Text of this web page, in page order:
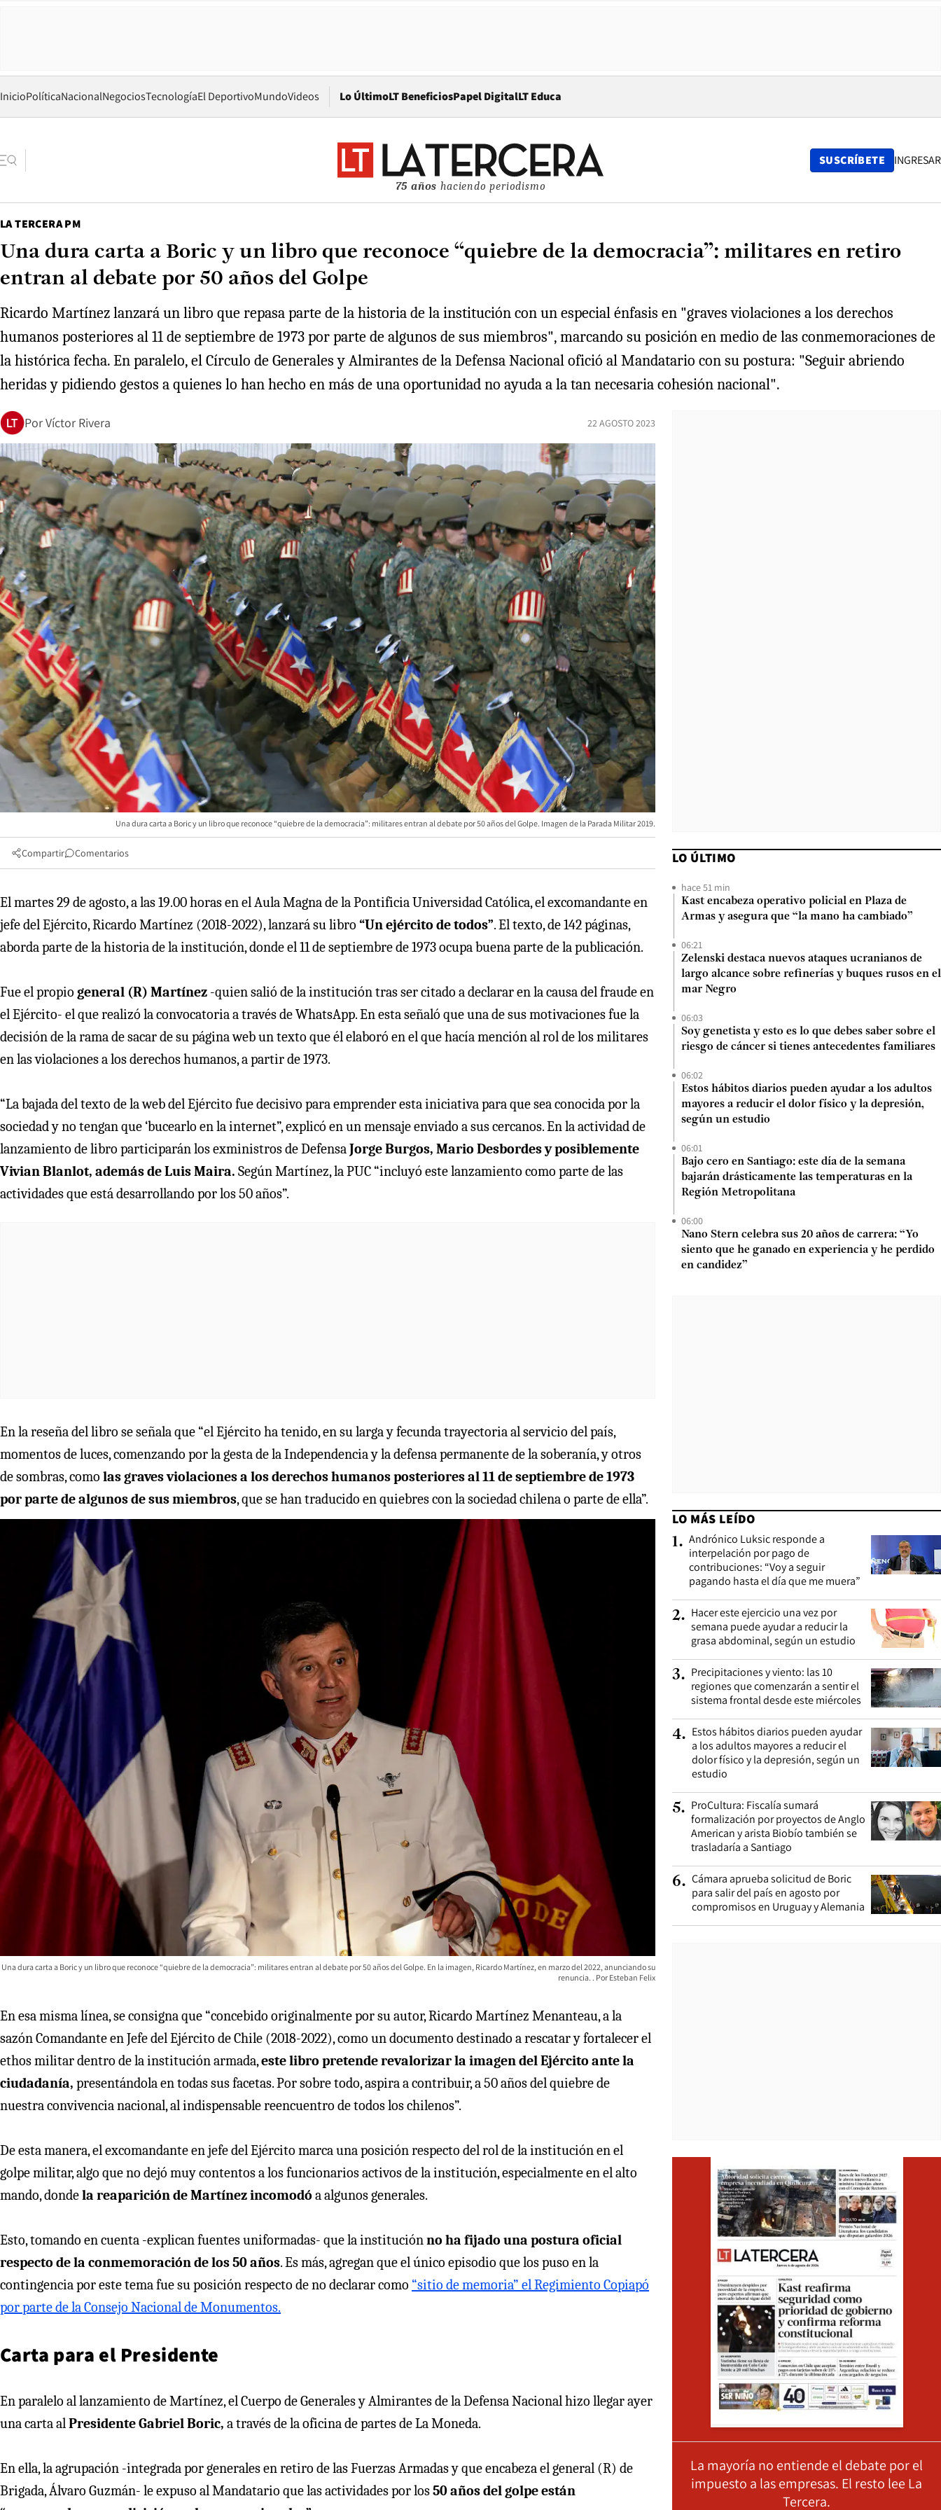
InicioPolíticaNacionalNegociosTecnologíaEl DeportivoMundoVideos Lo ÚltimoLT BeneficiosPapel DigitalOpens in new window
LT Educa
75 años haciendo periodismo
SUSCRÍBETE INGRESAR
LA TERCERA PM
Una dura carta a Boric y un libro que reconoce “quiebre de la democracia”: militares en retiro
entran al debate por 50 años del Golpe
Ricardo Martínez lanzará un libro que repasa parte de la historia de la institución con un especial énfasis en "graves violaciones a los derechos
humanos posteriores al 11 de septiembre de 1973 por parte de algunos de sus miembros", marcando su posición en medio de las conmemoraciones de
la histórica fecha. En paralelo, el Círculo de Generales y Almirantes de la Defensa Nacional ofició al Mandatario con su postura: "Seguir abriendo
heridas y pidiendo gestos a quienes lo han hecho en más de una oportunidad no ayuda a la tan necesaria cohesión nacional".
PorVíctor Rivera 22 AGOSTO 2023
Una dura carta a Boric y un libro que reconoce “quiebre de la democracia”: militares entran al debate por 50 años del Golpe. Imagen de la Parada Militar 2019.
Compartir Comentarios
El martes 29 de agosto, a las 19.00 horas en el Aula Magna de la Pontificia Universidad Católica, el excomandante en
jefe del Ejército, Ricardo Martínez (2018-2022), lanzará su libro “Un ejército de todos”. El texto, de 142 páginas,
aborda parte de la historia de la institución, donde el 11 de septiembre de 1973 ocupa buena parte de la publicación.
Fue el propio general (R) Martínez -quien salió de la institución tras ser citado a declarar en la causa del fraude en
el Ejército- el que realizó la convocatoria a través de WhatsApp. En esta señaló que una de sus motivaciones fue la
decisión de la rama de sacar de su página web un texto que él elaboró en el que hacía mención al rol de los militares
en las violaciones a los derechos humanos, a partir de 1973.
“La bajada del texto de la web del Ejército fue decisivo para emprender esta iniciativa para que sea conocida por la
sociedad y no tengan que ‘bucearlo en la internet”, explicó en un mensaje enviado a sus cercanos. En la actividad de
lanzamiento de libro participarán los exministros de DefensaJorge Burgos, Mario Desbordes y posiblemente
Vivian Blanlot, además de Luis Maira. Según Martínez, la PUC “incluyó este lanzamiento como parte de las
actividades que está desarrollando por los 50 años”.
En la reseña del libro se señala que “el Ejército ha tenido, en su larga y fecunda trayectoria al servicio del país,
momentos de luces, comenzando por la gesta de la Independencia y la defensa permanente de la soberanía, y otros
de sombras, como las graves violaciones a los derechos humanos posteriores al 11 de septiembre de 1973
por parte de algunos de sus miembros, que se han traducido en quiebres con la sociedad chilena o parte de ella”.
Una dura carta a Boric y un libro que reconoce “quiebre de la democracia”: militares entran al debate por 50 años del Golpe. En la imagen, Ricardo Martínez, en marzo del 2022, anunciando su
renuncia.
Esteban Felix
En esa misma línea, se consigna que “concebido originalmente por su autor, Ricardo Martínez Menanteau, a la
sazón Comandante en Jefe del Ejército de Chile (2018-2022), como un documento destinado a rescatar y fortalecer el
ethos militar dentro de la institución armada,este libro pretende revalorizar la imagen del Ejército ante la
ciudadanía, presentándola en todas sus facetas. Por sobre todo, aspira a contribuir, a 50 años del quiebre de
nuestra convivencia nacional, al indispensable reencuentro de todos los chilenos”.
De esta manera, el excomandante en jefe del Ejército marca una posición respecto del rol de la institución en el
golpe militar, algo que no dejó muy contentos a los funcionarios activos de la institución, especialmente en el alto
mando, dondela reaparición de Martínez incomodó a algunos generales.
Esto, tomando en cuenta -explican fuentes uniformadas- que la instituciónno ha fijado una postura oficial
respecto de la conmemoración de los 50 años. Es más, agregan que el único episodio que los puso en la
contingencia por este tema fue su posición respecto de no declarar como “sitio de memoria” el Regimiento Copiapó
por parte de la Consejo Nacional de Monumentos.
Carta para el Presidente
En paralelo al lanzamiento de Martínez, el Cuerpo de Generales y Almirantes de la Defensa Nacional hizo llegar ayer
una carta alPresidente Gabriel Boric, a través de la oficina de partes de La Moneda.
En ella, la agrupación -integrada por generales en retiro de las Fuerzas Armadas y que encabeza el general (R) de
Brigada, Álvaro Guzmán- le expuso al Mandatario que las actividades por los50 años del golpe están
LO ÚLTIMO
hace 51 min
Kast encabeza operativo policial en Plaza de
Armas y asegura que “la mano ha cambiado”
06:21
Zelenski destaca nuevos ataques ucranianos de
largo alcance sobre refinerías y buques rusos en el
mar Negro
06:03
Soy genetista y esto es lo que debes saber sobre el
riesgo de cáncer si tienes antecedentes familiares
06:02
Estos hábitos diarios pueden ayudar a los adultos
mayores a reducir el dolor físico y la depresión,
según un estudio
06:01
Bajo cero en Santiago: este día de la semana
bajarán drásticamente las temperaturas en la
Región Metropolitana
06:00
Nano Stern celebra sus 20 años de carrera: “Yo
siento que he ganado en experiencia y he perdido
en candidez”
LO MÁS LEÍDO
1. Andrónico Luksic responde a
interpelación por pago de
contribuciones: “Voy a seguir
pagando hasta el día que me muera”
2. Hacer este ejercicio una vez por
semana puede ayudar a reducir la
grasa abdominal, según un estudio
3. Precipitaciones y viento: las 10
regiones que comenzarán a sentir el
sistema frontal desde este miércoles
4. Estos hábitos diarios pueden ayudar
a los adultos mayores a reducir el
dolor físico y la depresión, según un
estudio
5. ProCultura: Fiscalía sumará
formalización por proyectos de Anglo
American y arista Biobío también se
trasladaría a Santiago
6. Cámara aprueba solicitud de Boric
para salir del país en agosto por
compromisos en Uruguay y Alemania
La mayoría no entiende el debate por el
impuesto a las empresas. El resto lee La
Tercera.